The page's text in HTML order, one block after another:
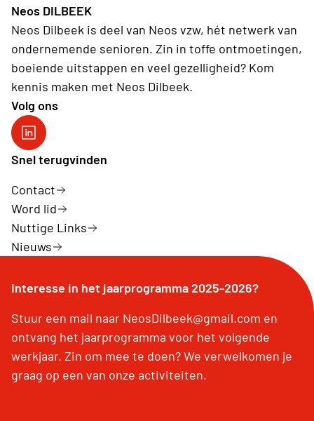
Neos DILBEEK
Neos Dilbeek is deel van Neos vzw, hét netwerk van
ondernemende senioren. Zin in toffe ontmoetingen,
boeiende uitstappen en veel gezelligheid? Kom
kennis maken met Neos Dilbeek.
Volg ons
Neos DiNA
Snel terugvinden
Contact
Word lid
Nuttige Links
Nieuws
Interesse in het jaarprogramma 2025-2026?
Stuur een mail naar NeosDilbeek@gmail.com en
ontvang het jaarprogramma voor het volgende
werkjaar. Zin om mee te doen? We verwelkomen je
graag op een van onze activiteiten.